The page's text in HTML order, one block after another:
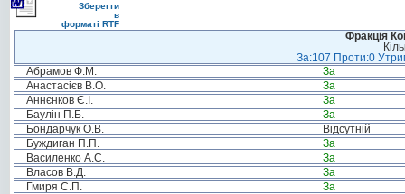
Зберегти
в
форматі RTF
Фракція
За:107 Проти:0
Абрамов Ф.М.
За
Анастасієв В.О.
За
Аннєнков Є.І.
За
Баулін П.Б.
За
Бондарчук О.В.
Відсутній
Буждиган П.П.
За
Василенко А.С.
За
Власов В.Д.
За
Гмиря С.П.
За